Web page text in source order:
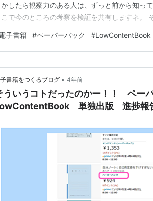
かしたら観察力のある人は、ずっと前から知っ
こで今のところの考察を検証を共有しますネ。
）の表示 ペーパーバックの表示 さあ！ テコ入
本」にマッチしたキーワードを。 今回…
電子書籍 #ペーパーバック #LowContentBook
書籍をつくるブログ • 4年前
ういうコトだったのかー！！ ペー
単独出版 進捗報